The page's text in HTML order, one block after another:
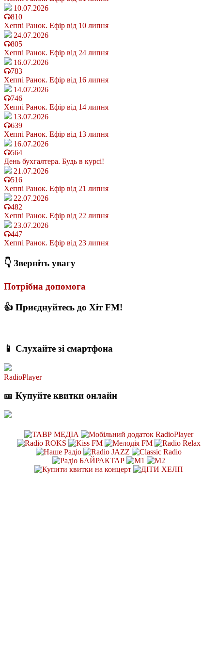
10.07.2026
810
Хеппі Ранок. Ефір від 10 липня
24.07.2026
805
Хеппі Ранок. Ефір від 24 липня
16.07.2026
783
Хеппі Ранок. Ефір від 16 липня
14.07.2026
746
Хеппі Ранок. Ефір від 14 липня
13.07.2026
639
Хеппі Ранок. Ефір від 13 липня
16.07.2026
564
День бухгалтера. Будь в курсі!
21.07.2026
516
Хеппі Ранок. Ефір від 21 липня
22.07.2026
482
Хеппі Ранок. Ефір від 22 липня
23.07.2026
447
Хеппі Ранок. Ефір від 23 липня
👇 Зверніть увагу
Потрібна допомога
👍 Приєднуйтесь до Хіт FM!
📱 Слухайте зі смартфона
RadioPlayer
🎫 Купуйте квитки онлайн